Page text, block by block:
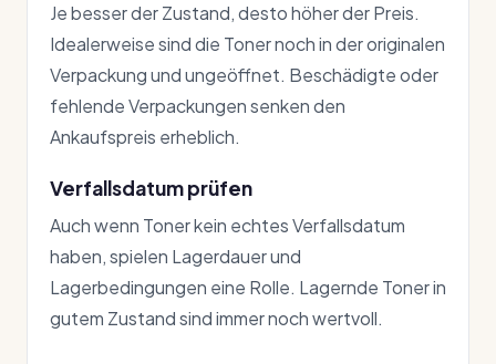
Je besser der Zustand, desto höher der Preis.
Idealerweise sind die Toner noch in der originalen
Verpackung und ungeöffnet. Beschädigte oder
fehlende Verpackungen senken den
Ankaufspreis erheblich.
Verfallsdatum prüfen
Auch wenn Toner kein echtes Verfallsdatum
haben, spielen Lagerdauer und
Lagerbedingungen eine Rolle. Lagernde Toner in
gutem Zustand sind immer noch wertvoll.